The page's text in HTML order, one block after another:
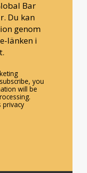
Bar
Du kan
genom
länken i
you
will be
privacy